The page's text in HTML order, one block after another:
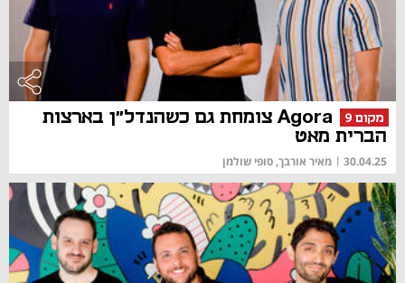
מקום 9
Agora צומחת גם כשהנדל"ן בארצות
הברית מאט
30.04.25
| מאיר אורבך, סופי שולמן